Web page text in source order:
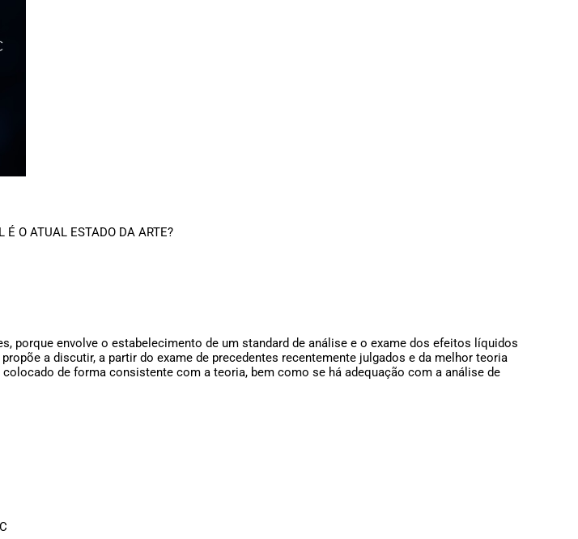
É O ATUAL ESTADO DA ARTE?
porque envolve o estabelecimento de um standard de análise e o exame dos efeitos líquidos
a discutir, a partir do exame de precedentes recentemente julgados e da melhor teoria
de forma consistente com a teoria, bem como se há adequação com a análise de